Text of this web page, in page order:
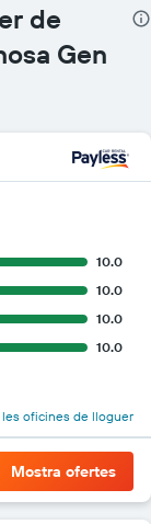
de
Gen
10.0
10.0
10.0
10.0
les oficines de lloguer
Mostra ofertes